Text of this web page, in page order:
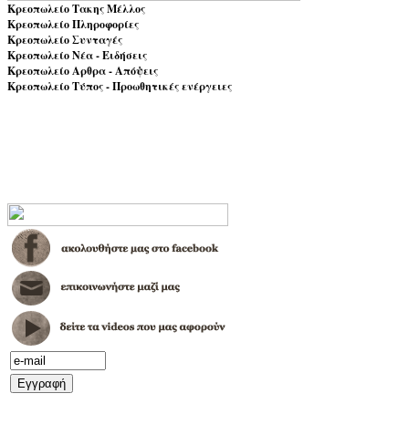
Κρεοπωλείο Τακης Μέλλος
Κρεοπωλείο Πληροφορίες
Κρεοπωλείο Συνταγές
Κρεοπωλείο Νέα - Ειδήσεις
Κρεοπωλείο Αρθρα - Απόψεις
Κρεοπωλείο Τύπος - Προωθητικές ενέργειες